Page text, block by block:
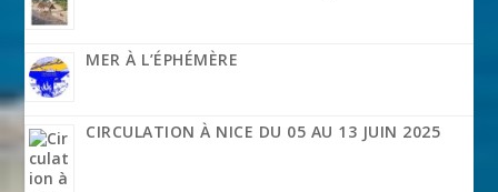
MER À L’ÉPHÉMÈRE
CIRCULATION À NICE DU 05 AU 13 JUIN 2025